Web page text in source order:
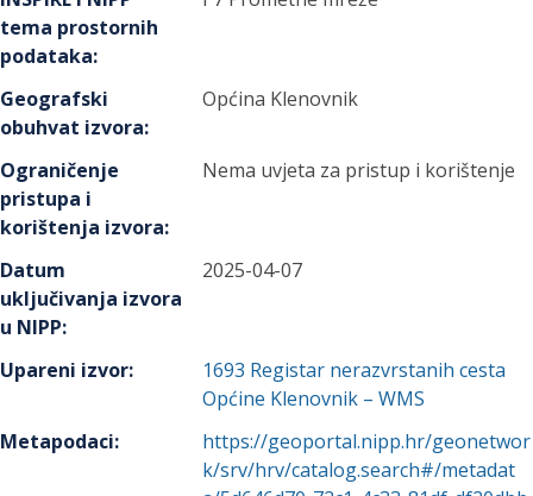
tema prostornih
podataka:
Geografski
obuhvat izvora:
Općina Klenovnik
Ograničenje
pristupa i
korištenja izvora:
Nema uvjeta za pristup i korištenje
Datum
uključivanja izvora
u NIPP:
2025-04-07
Upareni izvor: 1693 Registar nerazvrstanih cesta
Općine Klenovnik – WMS
Metapodaci:
https://geoportal.nipp.hr/geonetwor
k/srv/hrv/catalog.search#/metadat